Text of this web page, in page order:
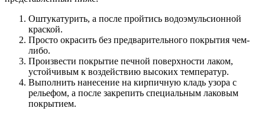
Оштукатурить, а после пройтись водоэмульсионной
краской.
Просто окрасить без предварительного покрытия чем-
либо.
Произвести покрытие печной поверхности лаком,
устойчивым к воздействию высоких температур.
Выполнить нанесение на кирпичную кладь узора с
рельефом, а после закрепить специальным лаковым
покрытием.